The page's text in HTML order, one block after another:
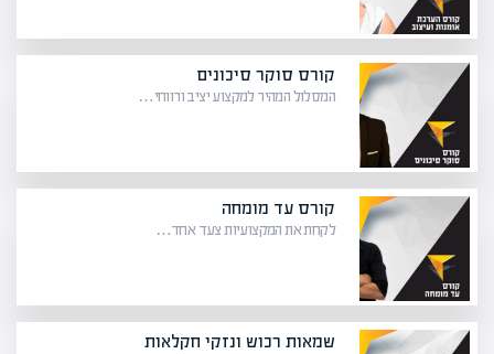
קורס סוקר סיכונים
המסלול המהיר למקצוע יציב ורווחי…
קורס עד מומחה
לקחת את המקצועיות צעד אחד…
שמאות רכוש ונזקי חקלאות